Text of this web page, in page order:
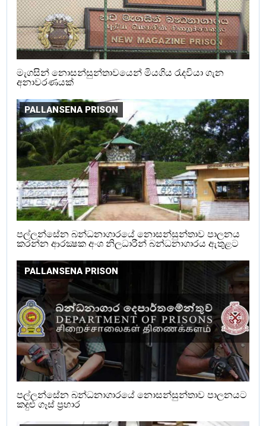
මැගසින් නොසන්සුන්තාවයෙන් මියගිය රැදවියා ගැන
අනාවරණයක්
PALLANSENA PRISON
පල්ලන්සේන බන්ධනාගාරයේ නොසන්සුන්තාව පාලනය
කරන්න ආරක්‍ෂක අංශ නිලධාරීන් බන්ධනාගාරය ඇතුළට
PALLANSENA PRISON
පල්ලන්සේන බන්ධනාගාරයේ නොසන්සුන්තාව පාලනයට
කදුළු ගෑස් ප්‍රහාර